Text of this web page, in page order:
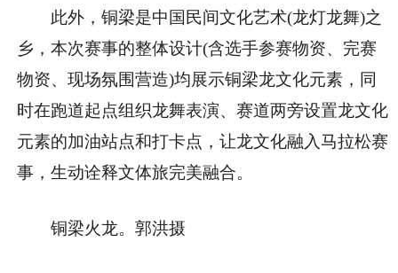
此外，铜梁是中国民间文化艺术(龙灯龙舞)之
乡，本次赛事的整体设计(含选手参赛物资、完赛
物资、现场氛围营造)均展示铜梁龙文化元素，同
时在跑道起点组织龙舞表演、赛道两旁设置龙文化
元素的加油站点和打卡点，让龙文化融入马拉松赛
事，生动诠释文体旅完美融合。
铜梁火龙。郭洪摄